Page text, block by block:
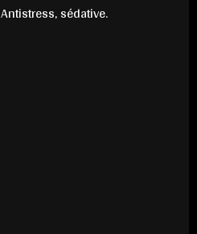
Antistress, sédative.